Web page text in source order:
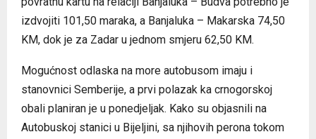
izdvojiti 101,50 maraka, a Banjaluka – Makarska 74,50
KM, dok je za Zadar u jednom smjeru 62,50 KM.
Mogućnost odlaska na more autobusom imaju i
stanovnici Semberije, a prvi polazak ka crnogorskoj
obali planiran je u ponedjeljak. Kako su objasnili na
Autobuskoj stanici u Bijeljini, sa njihovih perona tokom